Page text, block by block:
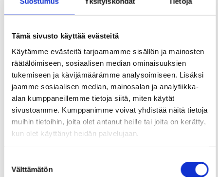
Tämä sivusto käyttää evästeitä
Käytämme evästeitä tarjoamamme sisällön ja mainosten
räätälöimiseen, sosiaalisen median ominaisuuksien
tukemiseen ja kävijämäärämme analysoimiseen. Lisäksi
jaamme sosiaalisen median, mainosalan ja analytiikka-
alan kumppaneillemme tietoja siitä, miten käytät
sivustoamme. Kumppanimme voivat yhdistää näitä tietoja
muihin tietoihin, joita olet antanut heille tai joita on kerätty,
kun olet käyttänyt heidän palvelujaan.
valinta
Välttämätön
MUUT
RAHAPELAAMINEN